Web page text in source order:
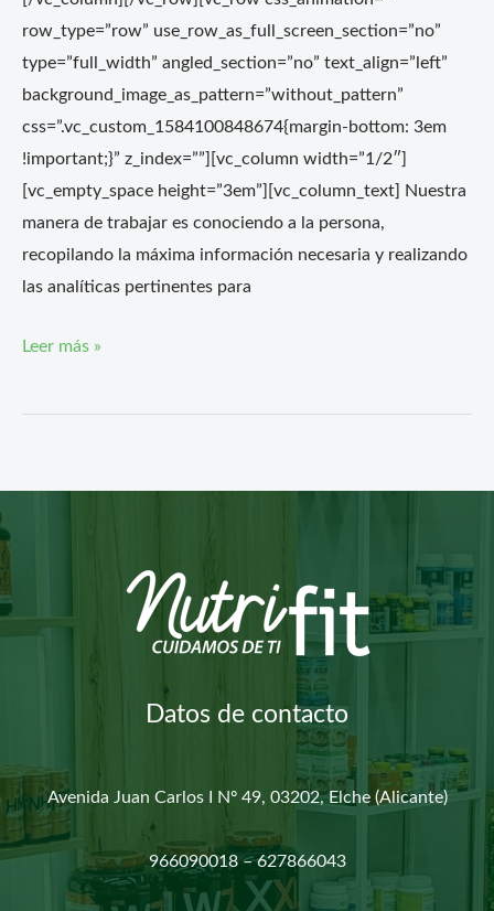
row_type=”row” use_row_as_full_screen_section=”no”
type=”full_width” angled_section=”no” text_align=”left”
background_image_as_pattern=”without_pattern”
css=”.vc_custom_1584100848674{margin-bottom: 3em
!important;}” z_index=””][vc_column width=”1/2″]
[vc_empty_space height=”3em”][vc_column_text] Nuestra
manera de trabajar es conociendo a la persona,
recopilando la máxima información necesaria y realizando
las analíticas pertinentes para
Leer más »
Datos de contacto
Avenida Juan Carlos I Nº 49, 03202, Elche (Alicante)
966090018 – 627866043